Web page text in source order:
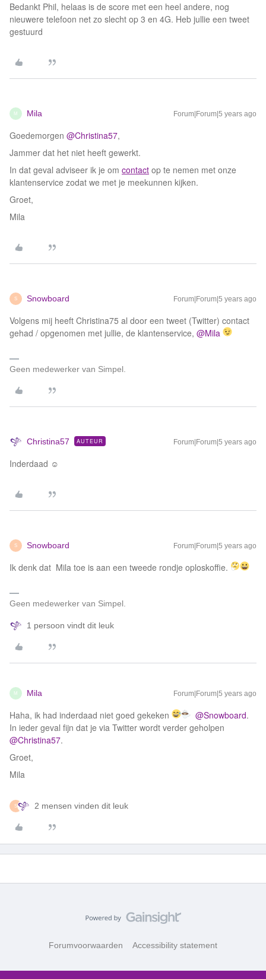
Bedankt Phil, helaas is de score met een heel andere, nog
nieuwere telefoon net zo slecht op 3 en 4G. Heb jullie een tweet
gestuurd
M Mila Forum|Forum|5 years ago
Goedemorgen @Christina57,
Jammer dat het niet heeft gewerkt.
In dat geval adviseer ik je om contact op te nemen met onze
klantenservice zodat we met je meekunnen kijken.
Groet,
Mila
S Snowboard Forum|Forum|5 years ago
Volgens mij heeft Christina75 al door een tweet (Twitter) contact
gehad / opgenomen met jullie, de klantenservice, @Mila
Geen medewerker van Simpel.
Christina57 AUTEUR Forum|Forum|5 years ago
Inderdaad ☺️
S Snowboard Forum|Forum|5 years ago
Ik denk dat Mila toe is aan een tweede rondje oploskoffie.
Geen medewerker van Simpel.
1 persoon vindt dit leuk
M Mila Forum|Forum|5 years ago
Haha, ik had inderdaad niet goed gekeken @Snowboard.
In ieder geval fijn dat je via Twitter wordt verder geholpen
@Christina57.
Groet,
Mila
S 2 mensen vinden dit leuk
Forumvoorwaarden Accessibility statement